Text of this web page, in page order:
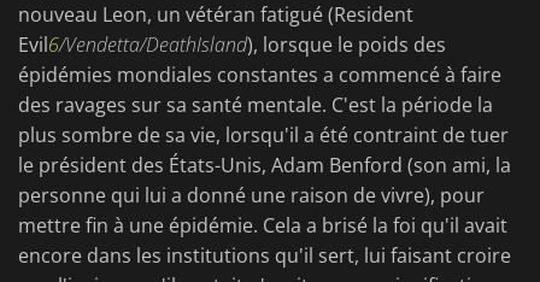
nouveau Leon, un vétéran fatigué (Resident
Evil6/Vendetta/DeathIsland), lorsque le poids des
épidémies mondiales constantes a commencé à faire
des ravages sur sa santé mentale. C'est la période la
plus sombre de sa vie, lorsqu'il a été contraint de tuer
le président des États-Unis, Adam Benford (son ami, la
personne qui lui a donné une raison de vivre), pour
mettre fin à une épidémie. Cela a brisé la foi qu'il avait
encore dans les institutions qu'il sert, lui faisant croire